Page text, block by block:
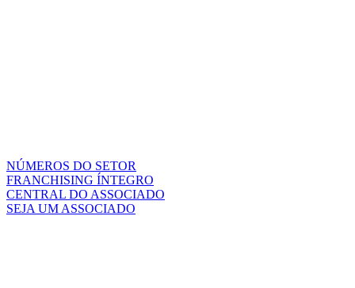
NÚMEROS DO SETOR
FRANCHISING ÍNTEGRO
CENTRAL DO ASSOCIADO
SEJA UM ASSOCIADO